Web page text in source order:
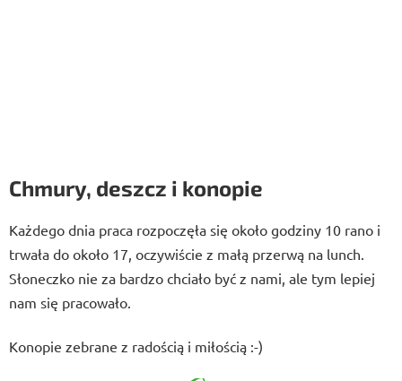
Chmury, deszcz i konopie
Każdego dnia praca rozpoczęła się około godziny 10 rano i
trwała do około 17, oczywiście z małą przerwą na lunch.
Słoneczko nie za bardzo chciało być z nami, ale tym lepiej
nam się pracowało.
Konopie zebrane z radością i miłością :-)